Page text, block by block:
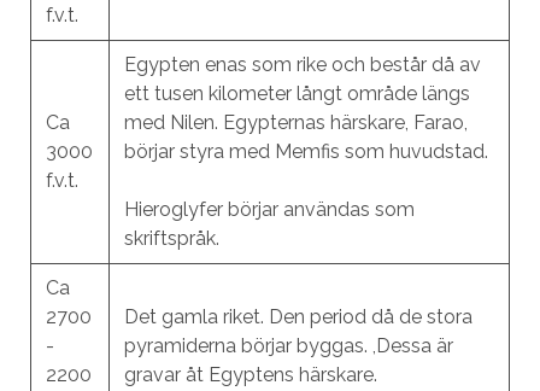
f.v.t.
Ca
3000
f.v.t.
Egypten enas som rike och består då av
ett tusen kilometer långt område längs
med Nilen. Egypternas härskare, Farao,
börjar styra med Memfis som huvudstad.
Hieroglyfer börjar användas som
skriftspråk.
Ca
2700
-
2200
Det gamla riket. Den period då de stora
pyramiderna börjar byggas. ,Dessa är
gravar åt Egyptens härskare.